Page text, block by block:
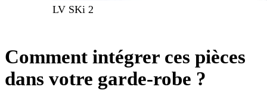
LV SKi 2
Comment intégrer ces pièces
dans votre garde-robe ?